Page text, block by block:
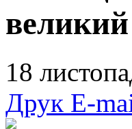
18
Друк E-